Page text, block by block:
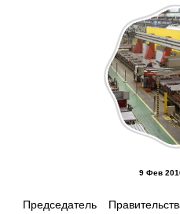
9 Фев
Председатель